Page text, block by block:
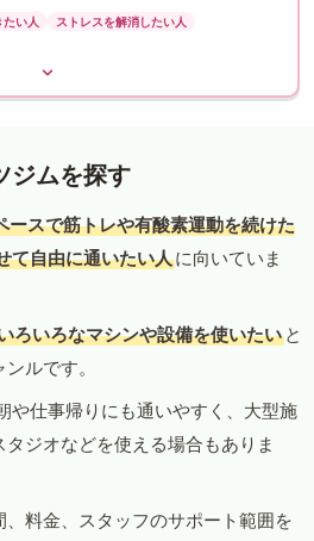
たい人 ストレスを解消したい人
ジムを探す
ースで筋トレや有酸素運動を続けた
て自由に通いたい人に向いていま
ろいろなマシンや設備を使いたい と
ルです。
や仕事帰りにも通いやすく、大型施
ジオなどを使える場合もありま
料金、スタッフのサポート範囲を